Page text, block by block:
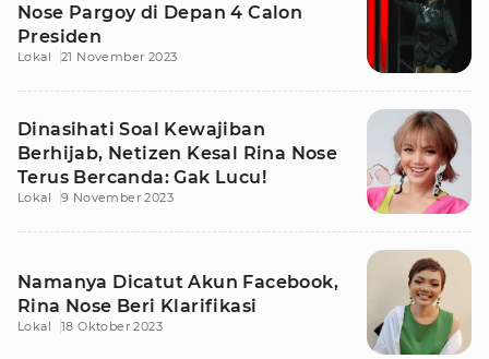
Nose Pargoy di Depan 4 Calon
Presiden
Lokal 21 November 2023
Dinasihati Soal Kewajiban
Berhijab, Netizen Kesal Rina Nose
Terus Bercanda: Gak Lucu!
Lokal 9 November 2023
Namanya Dicatut Akun Facebook,
Rina Nose Beri Klarifikasi
Lokal 18 Oktober 2023